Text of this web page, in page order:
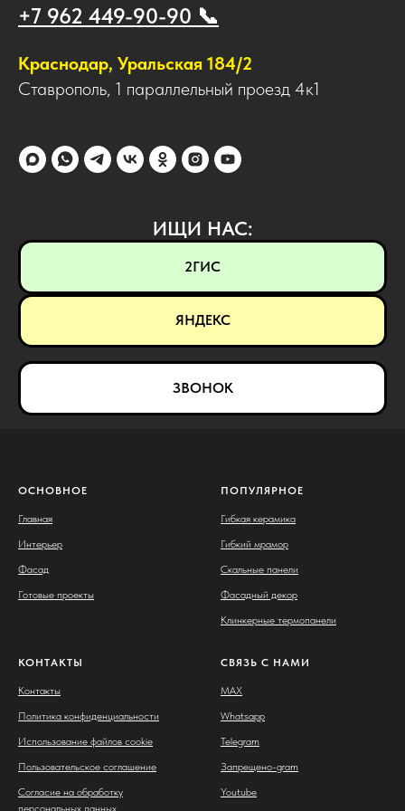
+7 962 449-90-90 📞
Краснодар, Уральская 184/2
Ставрополь, 1 параллельный проезд 4к1
ИЩИ НАС:
2ГИС
ЯНДЕКС
ЗВОНОК
ОСНОВНОЕ
Главная
Интерьер
Фасад
Готовые проекты
ПОПУЛЯРНОЕ
Гибкая керамика
Гибкий мрамор
Скальные панели
Фасадный декор
Клинкерные термопанели
КОНТАКТЫ
Контакты
Политика конфиденциальности
Использование файлов cookie
Пользовательское соглашение
Согласие на обработку
персональных данных
СВЯЗЬ С НАМИ
MAX
Whatsapp
Telegram
Запрещено-gram
Youtube